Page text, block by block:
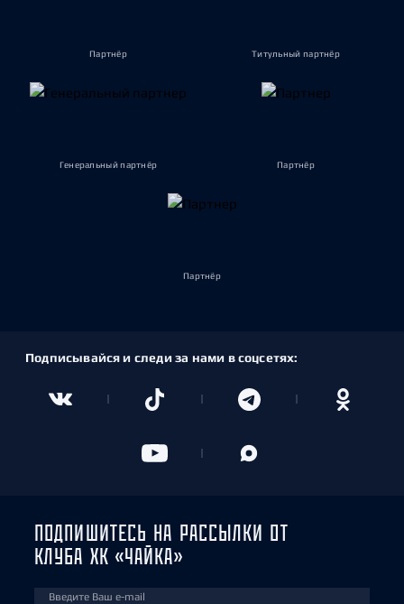
Партнёр Титульный партнёр
Генеральный партнёр Партнёр
Партнёр
Подписывайся и следи за нами в соцсетях:
ПОДПИШИТЕСЬ НА РАССЫЛКИ ОТ
КЛУБА ХК «ЧАЙКА»
Введите Ваш e-mail